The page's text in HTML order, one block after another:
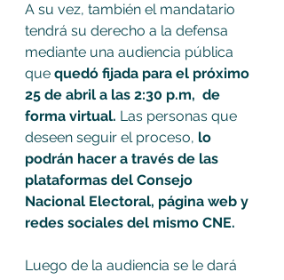
A su vez, también el mandatario
tendrá su derecho a la defensa
mediante una audiencia pública
que quedó fijada para el próximo
25 de abril a las 2:30 p.m,  de
forma virtual. Las personas que
deseen seguir el proceso, lo
podrán hacer a través de las
plataformas del Consejo
Nacional Electoral, página web y
redes sociales del mismo CNE.
Luego de la audiencia se le dará